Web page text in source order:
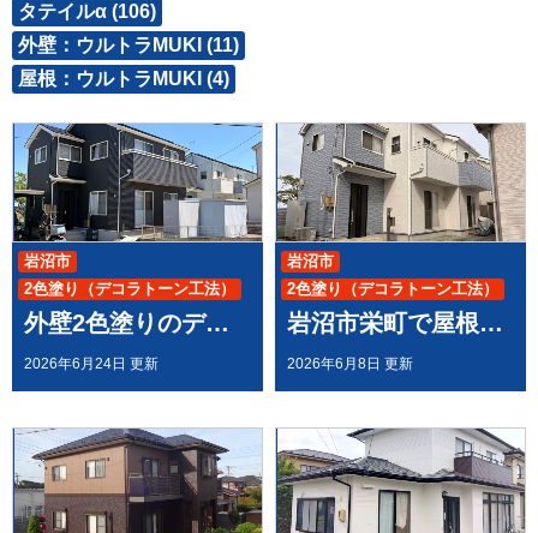
タテイルα (106)
外壁：ウルトラMUKI (11)
屋根：ウルトラMUKI (4)
外壁2色塗りのデコラトーン工法で、施工させていただきました。（ウルトラペイントシリーズ）
2026年6月24日 更新
2色塗り（デコラトーン工法）
外壁塗装
屋根塗装
雨樋全交換
岩沼市
岩沼市栄町で屋根外壁塗装をと雨樋全交換の工事完了いたしました
2026年6月8日 更新
2色塗り（デコラトーン工法）
外壁塗装
屋根塗装
雨樋全交換
岩沼市